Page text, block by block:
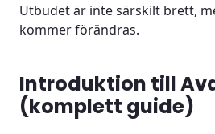
Kundtjänst?
Behöver man skatta på vinster
Utbudet är inte särskilt brett,
kommer förändras.
Introduktion till
(komplett guide)